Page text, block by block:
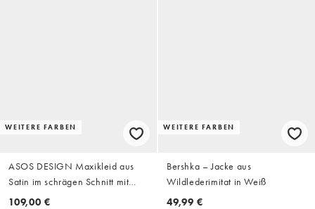
WEITERE FARBEN
ASOS DESIGN Maxikleid aus
Satin im schrägen Schnitt mit
drapiertem Ausschnitt und
109,00 €
WEITERE FARBEN
Bershka – Jacke aus
Wildlederimitat in Weiß
49,99 €